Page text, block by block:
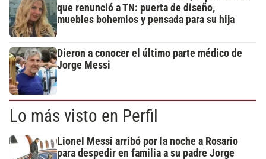
que renunció a TN: puerta de diseño,
muebles bohemios y pensada para su hija
Dieron a conocer el último parte médico de
Jorge Messi
Lo más visto en Perfil
Lionel Messi arribó por la noche a Rosario
para despedir en familia a su padre Jorge